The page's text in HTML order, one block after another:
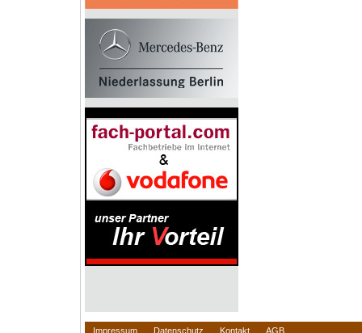
Impressum Datenschutz Kontakt AGB